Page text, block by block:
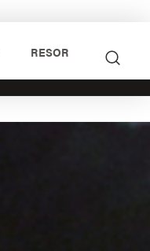
RESOR